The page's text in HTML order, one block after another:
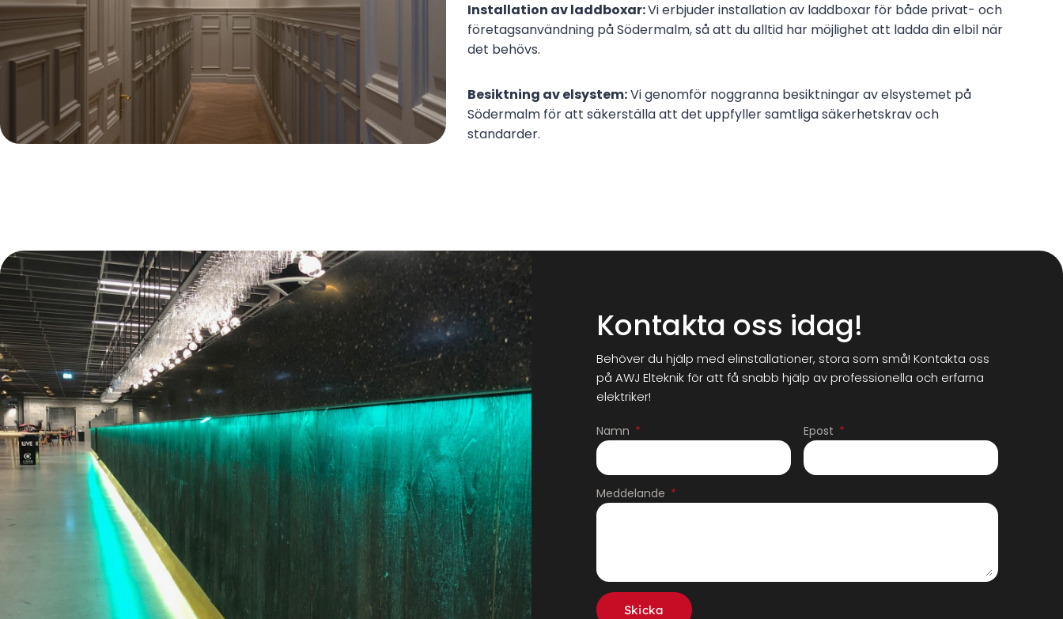
Installation av laddboxar:Vi erbjuder installation av laddboxar för både privat- och
företagsanvändning på Södermalm, så att du alltid har möjlighet att ladda din elbil när
det behövs.
Besiktning av elsystem:Vi genomför noggranna besiktningar av elsystemet på
Södermalm för att säkerställa att det uppfyller samtliga säkerhetskrav och
standarder.
Kontakta oss idag!
Behöver du hjälp med elinstallationer, stora som små! Kontakta oss
på AWJ Elteknik för att få snabb hjälp av professionella och erfarna
elektriker!
Namn Epost
Meddelande
Skicka